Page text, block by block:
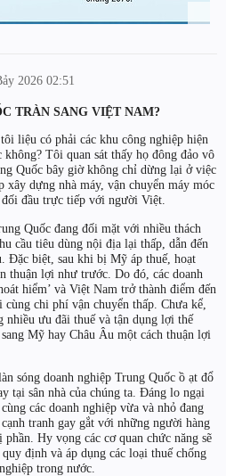
2026 02:51
TRÀN SANG VIỆT NAM?
liệu có phải các khu công nghiệp hiện
Tôi quan sát thấy họ đông đảo vô
Quốc bây giờ không chỉ dừng lại ở việc
dựng nhà máy, vận chuyển máy móc
đầu trực tiếp với người Việt.
Quốc đang đối mặt với nhiều thách
cầu tiêu dùng nội địa lại thấp, dẫn đến
Đặc biệt, sau khi bị Mỹ áp thuế, hoạt
thuận lợi như trước. Do đó, các doanh
hiểm’ và Việt Nam trở thành điểm đến
chi phí vận chuyển thấp. Chưa kể,
nhiều ưu đãi thuế và tận dụng lợi thế
Mỹ hay Châu Âu một cách thuận lợi
sóng doanh nghiệp Trung Quốc ồ ạt đổ
tại sân nhà của chúng ta. Đáng lo ngại
các doanh nghiệp vừa và nhỏ đang
tranh gay gắt với những người hàng
Hy vọng các cơ quan chức năng sẽ
định và áp dụng các loại thuế chống
trong nước.